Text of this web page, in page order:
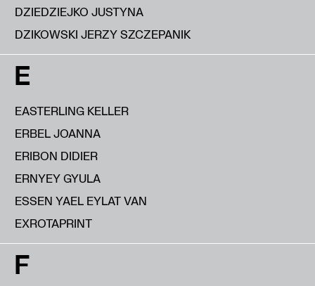
DZIEDZIEJKO JUSTYNA
DZIKOWSKI JERZY SZCZEPANIK
E
EASTERLING KELLER
ERBEL JOANNA
ERIBON DIDIER
ERNYEY GYULA
ESSEN YAEL EYLAT VAN
EXROTAPRINT
F